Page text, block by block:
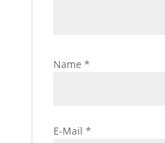
Name *
E-Mail *